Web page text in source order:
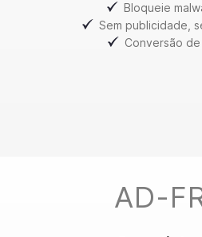
Bloqueie
Sem publicidade,
Conversão
AD-